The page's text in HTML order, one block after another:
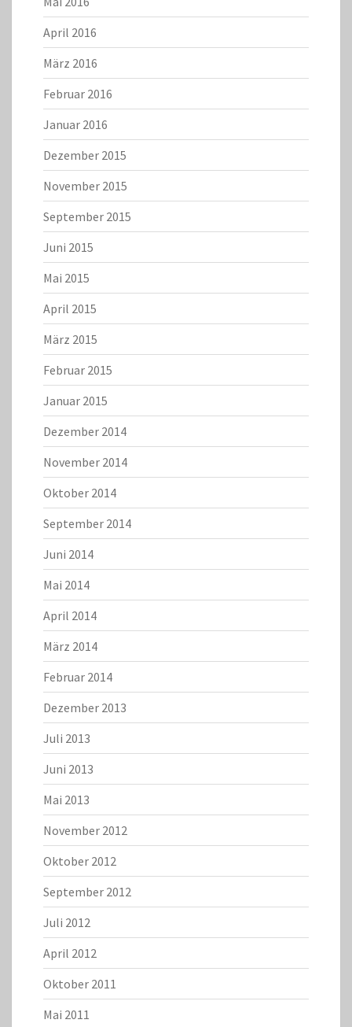
April 2016
März 2016
Februar 2016
Januar 2016
Dezember 2015
November 2015
September 2015
Juni 2015
Mai 2015
April 2015
März 2015
Februar 2015
Januar 2015
Dezember 2014
November 2014
Oktober 2014
September 2014
Juni 2014
Mai 2014
April 2014
März 2014
Februar 2014
Dezember 2013
Juli 2013
Juni 2013
Mai 2013
November 2012
Oktober 2012
September 2012
Juli 2012
April 2012
Oktober 2011
Mai 2011